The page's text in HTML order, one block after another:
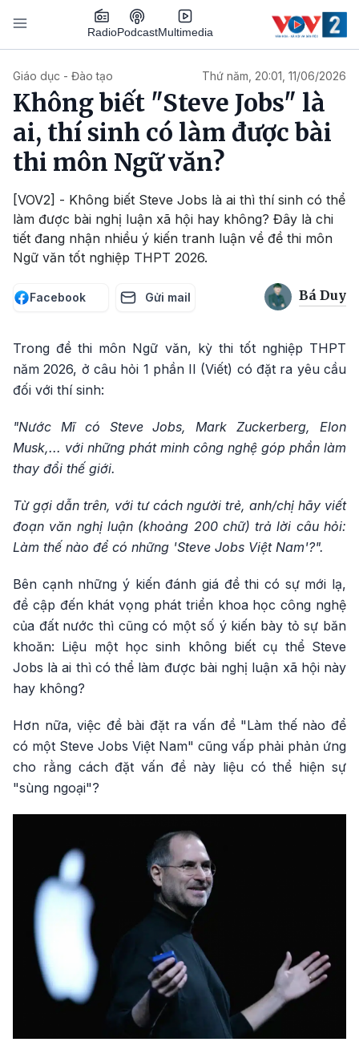
Nhảy đến nội dung
RadioPodcastMultimedia
Giáo dục - Đào tạo Thứ năm, 20:01, 11/06/2026
Không biết "Steve Jobs" là
ai, thí sinh có làm được bài
thi môn Ngữ văn?
[VOV2] - Không biết Steve Jobs là ai thì thí sinh có thể
làm được bài nghị luận xã hội hay không? Đây là chi
tiết đang nhận nhiều ý kiến tranh luận về đề thi môn
Ngữ văn tốt nghiệp THPT 2026.
Facebook Gửi mail Bá Duy
Trong đề thi môn Ngữ văn, kỳ thi tốt nghiệp THPT
năm 2026, ở câu hỏi 1 phần II (Viết) có đặt ra yêu cầu
đối với thí sinh:
"Nước Mĩ có Steve Jobs, Mark Zuckerberg, Elon
Musk,... với những phát minh công nghệ góp phần làm
thay đổi thế giới.
Từ gợi dẫn trên, với tư cách người trẻ, anh/chị hãy viết
đoạn văn nghị luận (khoảng 200 chữ) trả lời câu hỏi:
Làm thế nào để có những 'Steve Jobs Việt Nam'?".
Bên cạnh những ý kiến đánh giá đề thi có sự mới lạ,
đề cập đến khát vọng phát triển khoa học công nghệ
của đất nước thì cũng có một số ý kiến bày tỏ sự băn
khoăn: Liệu một học sinh không biết cụ thể Steve
Jobs là ai thì có thể làm được bài nghị luận xã hội này
hay không?
Hơn nữa, việc đề bài đặt ra vấn đề "Làm thế nào để
có một Steve Jobs Việt Nam" cũng vấp phải phản ứng
cho rằng cách đặt vấn đề này liệu có thể hiện sự
"sùng ngoại"?